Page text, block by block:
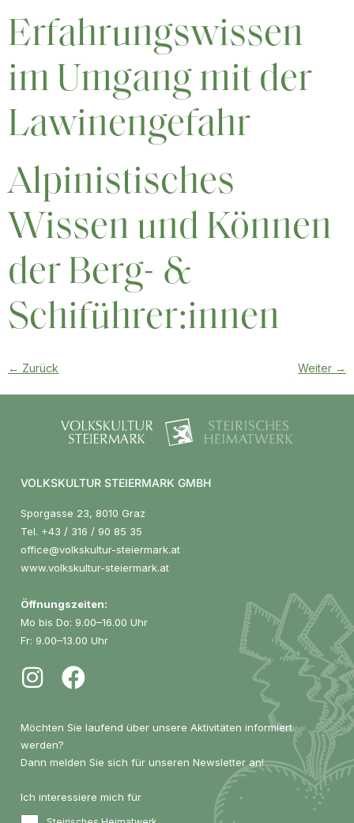
Erfahrungswissen
im Umgang mit der
Lawinengefahr
Alpinistisches
Wissen und Können
der Berg- &
Schiführer:innen
← Zurück Weiter →
VOLKSKULTUR STEIERMARK GMBH
Sporgasse 23, 8010 Graz
Tel. +43 / 316 / 90 85 35
office@volkskultur-steiermark.at
www.volkskultur-steiermark.at
Öffnungszeiten:
Mo bis Do: 9.00–16.00 Uhr
Fr: 9.00–13.00 Uhr
Möchten Sie laufend über unsere Aktivitäten informiert
werden?
Dann melden Sie sich für unseren Newsletter an!
Ich interessiere mich für